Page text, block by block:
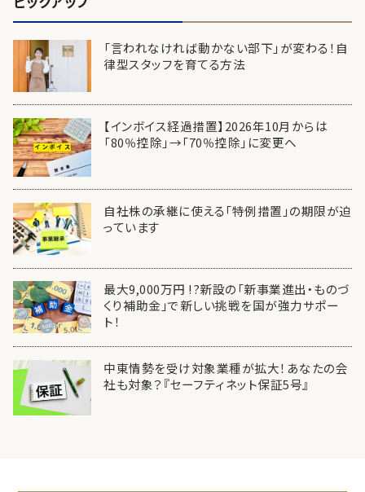
「言われなければ動かない部下」が変わる！自
律型スタッフを育てる方法
【インボイス経過措置】2026年10月からは
「80％控除」→「70％控除」に変更へ
自社株の承継に使える「特例措置」の期限が迫
っています
最大9,000万円 !?新設の「新事業進出・ものづ
くり補助金」で新しい挑戦を国が強力サポー
ト！
中東情勢を受け対象業種が拡大！あなたの会
社も対象？『セーフティネット保証5号』